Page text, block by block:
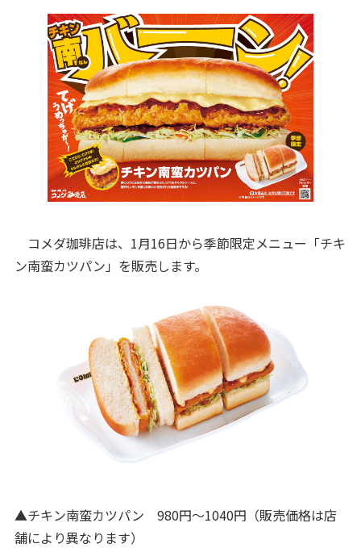
コメダ珈琲店は、1月16日から季節限定メニュー「チキ
ン南蛮カツパン」を販売します。
▲チキン南蛮カツパン 980円～1040円（販売価格は店
舗により異なります）